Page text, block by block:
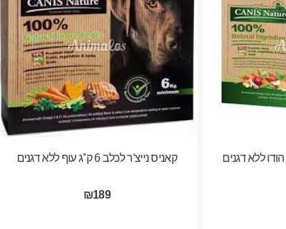
קאניס נייצ'ר לכלב 6 ק''ג עוף ללא דגנים
₪189